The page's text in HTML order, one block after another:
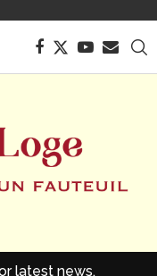
latest news.